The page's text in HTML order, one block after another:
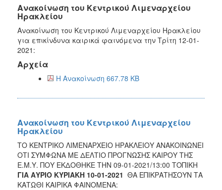
2022
2021
2020
2012
2011
Ανακοίνωση του Κεντρικού Λιμεναρχείου
Ηρακλείου
Ανακοίνωση του Κεντρικού Λιμεναρχείου Ηρακλείου
για επικίνδυνα καιρικά φαινόμενα την Τρίτη 12-01-
2021:
Αρχεία
Η Ανακοίνωση 667.78 KB
Ανακοίνωση του Κεντρικού Λιμεναρχείου
Ηρακλείου
ΤΟ ΚΕΝΤΡΙΚΟ ΛΙΜΕΝΑΡΧΕΙΟ ΗΡΑΚΛΕΙΟΥ ΑΝΑΚΟΙΝΩΝΕΙ
ΟΤΙ ΣΥΜΦΩΝΑ ΜΕ ΔΕΛΤΙΟ ΠΡΟΓΝΩΣΗΣ ΚΑΙΡΟΥ ΤΗΣ
Ε.Μ.Υ. ΠΟΥ ΕΚΔΟΘΗΚΕ ΤΗΝ 09-01-2021/13:00 ΤΟΠΙΚΗ
ΓΙΑ ΑΥΡΙΟ ΚΥΡΙΑΚΗ 10-01-2021 ΘΑ ΕΠΙΚΡΑΤΗΣΟΥΝ ΤΑ
ΚΑΤΩΘΙ ΚΑΙΡΙΚΑ ΦΑΙΝΟΜΕΝΑ: